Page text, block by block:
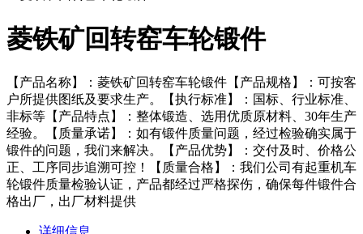
菱铁矿回转窑车轮锻件
【产品名称】：菱铁矿回转窑车轮锻件【产品规格】：可按客
户所提供图纸及要求生产。【执行标准】：国标、行业标准、
非标等【产品特点】：整体锻造、选用优质原材料、30年生产
经验。【质量承诺】：如有锻件质量问题，经过检验确实属于
锻件的问题，我们来解决。【产品优势】：交付及时、价格公
正、工序同步追溯可控！【质量合格】：我们公司有起重机车
轮锻件质量检验认证，产品都经过严格探伤，确保每件锻件合
格出厂，出厂材料提供